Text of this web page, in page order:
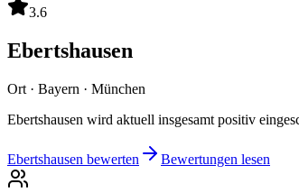
3.6
Ebertshausen
Ort · Bayern · München
Ebertshausen wird aktuell insgesamt positiv
Ebertshausen bewerten Bewertungen lesen